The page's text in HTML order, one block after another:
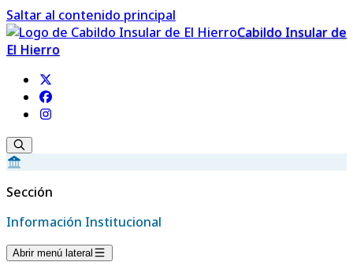
Saltar al contenido principal
Cabildo Insular de
El Hierro
Sección
Información Institucional
Abrir menú lateral